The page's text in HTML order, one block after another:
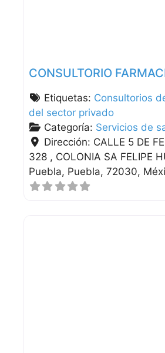
CONSULTORIO
Etiquetas: Consultorios
del sector privado
Categoría: Servicios de
Dirección: CALLE 5 DE
328 , COLONIA SA FELIPE
Puebla Puebla 72030